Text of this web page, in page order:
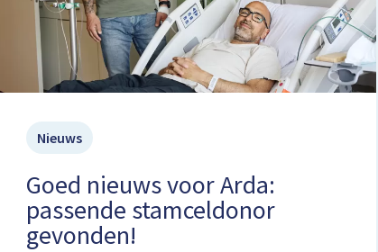
Nieuws
Goed nieuws voor Arda:
passende stamceldonor
gevonden!